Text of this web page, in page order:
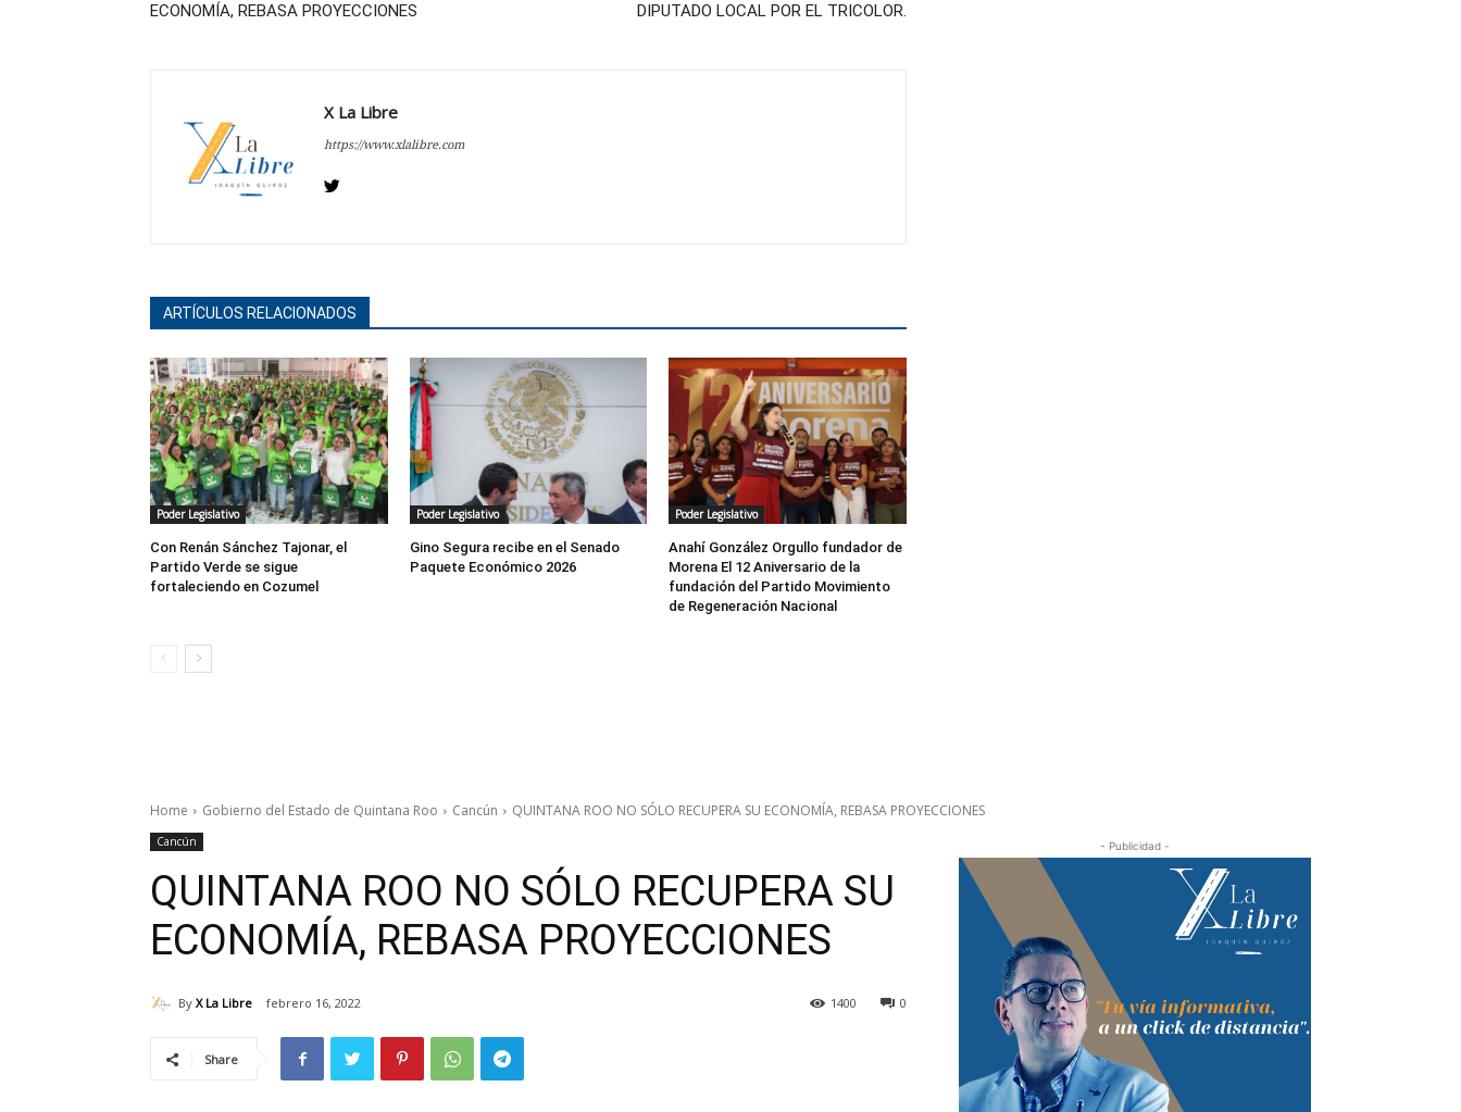
ECONOMÍA, REBASA PROYECCIONES
DIPUTADO LOCAL POR EL TRICOLOR.
X La Libre
https://www.xlalibre.com
ARTÍCULOS RELACIONADOS
Poder Legislativo
Con Renán Sánchez Tajonar, el
Partido Verde se sigue
fortaleciendo en Cozumel
Poder Legislativo
Gino Segura recibe en el Senado
Paquete Económico 2026
Poder Legislativo
Anahí González Orgullo fundador de
Morena El 12 Aniversario de la
fundación del Partido Movimiento
de Regeneración Nacional